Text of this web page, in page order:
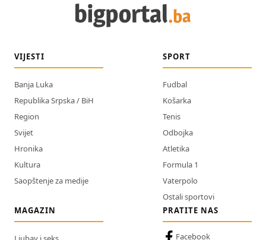
VIJESTI
Banja Luka
Republika Srpska / BiH
Region
Svijet
Hronika
Kultura
Saopštenje za medije
SPORT
Fudbal
Košarka
Tenis
Odbojka
Atletika
Formula 1
Vaterpolo
Ostali sportovi
MAGAZIN
PRATITE NAS
Facebook